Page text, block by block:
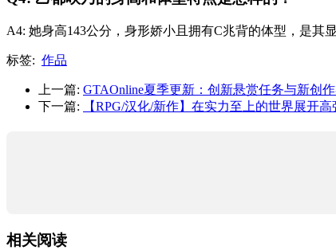
A4: 她身高143公分，身形娇小且拥有C兆背的体型，是其
标签: 作品
上一篇: GTAOnline夏季更新：创新悬赏任务与新创
下一篇:
【RPG/汉化/新作】在实力至上的世界展开
相关阅读